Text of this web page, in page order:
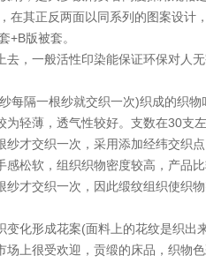
其正反两面以同系列的图案设计
+B版被套。
一般活性印染能保证环保对人
隔一根纱就交织一次)织成的织物
轻薄，透气性较好。支数在30支
交织一次，采用添加经纬交织
松软，组织织物密度较高，产品
交织一次，因此缎纹组织使织
形成花案(面料上的花纹是织出
上很受欢迎，贡缎的床品，织物